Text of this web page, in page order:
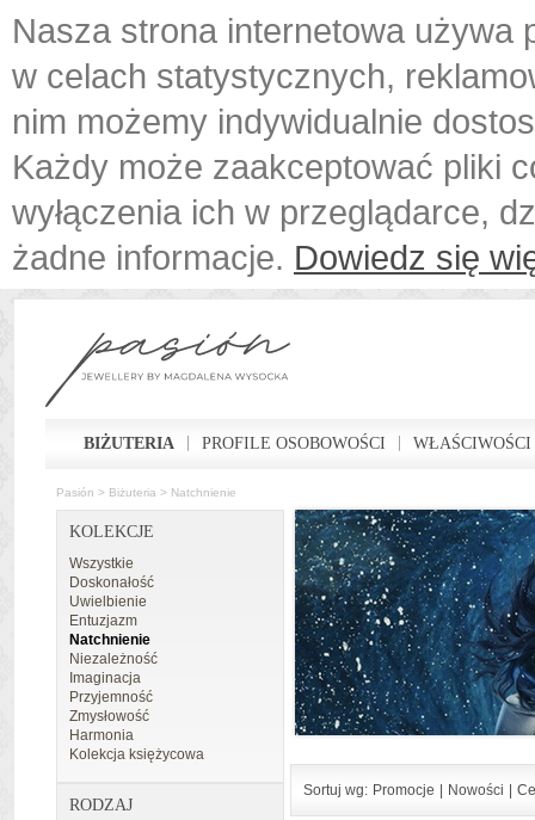
Nasza strona internetowa używa
w celach statystycznych,
nim możemy indywidualnie
Każdy może zaakceptować pliki
wyłączenia ich w przeglądarce,
żadne informacje. Dowiedz się
BIŻUTERIA PROFILE OSOBOWOŚCI
Pasión > Biżuteria > Natchnienie
KOLEKCJE
Wszystkie
Doskonałość
Uwielbienie
Entuzjazm
Natchnienie
Niezależność
Imaginacja
Przyjemność
Zmysłowość
Harmonia
Kolekcja księżycowa
RODZAJ
Sortuj wg: Promocje Nowości